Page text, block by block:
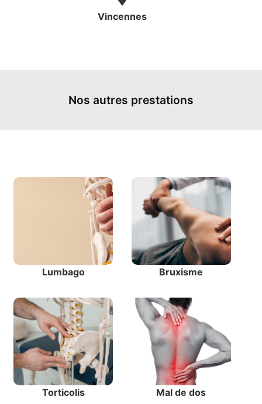
Vincennes
Nos autres prestations
Lumbago Bruxisme
Torticolis Mal de dos